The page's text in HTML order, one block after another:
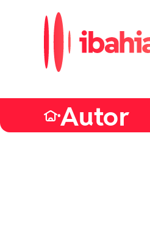
da Bahia.
•Autor